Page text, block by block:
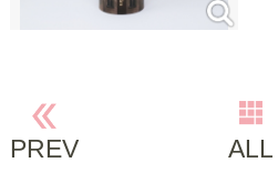
PREV ALL